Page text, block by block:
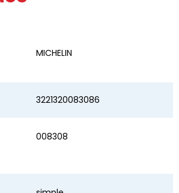
MICHELIN
3221320083086
008308